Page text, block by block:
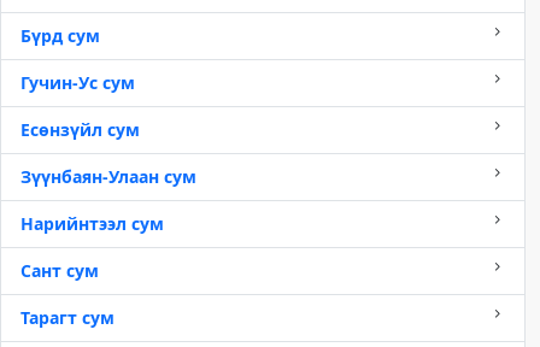
Бүрд сум
Гучин-Ус сум
Есөнзүйл сум
Зүүнбаян-Улаан сум
Нарийнтээл сум
Сант сум
Тарагт сум